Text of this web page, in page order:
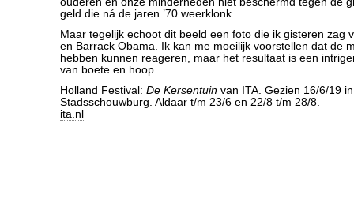
geld die ná de jaren ’70 weerklonk.
Maar tegelijk echoot dit beeld een foto die ik gisteren zag
en Barrack Obama. Ik kan me moeilijk voorstellen dat de
hebben kunnen reageren, maar het resultaat is een
van boete en hoop.
Holland Festival: De Kersentuin van ITA. Gezien 16/6/19
Stadsschouwburg. Aldaar t/m 23/6 en 22/8 t/m 28/8.
ita.nl